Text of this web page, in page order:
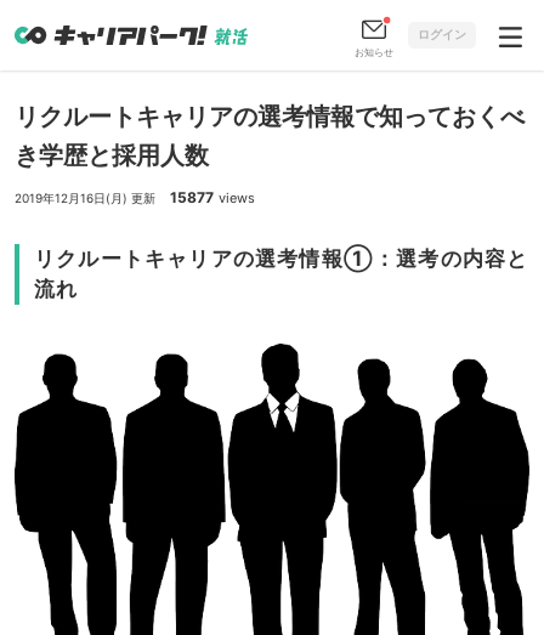
お知らせ
ログイン
リクルートキャリアの選考情報で知っておくべ
き学歴と採用人数
2019年12月16日(月) 更新 15877 views
リクルートキャリアの選考情報①：選考の内容と
流れ